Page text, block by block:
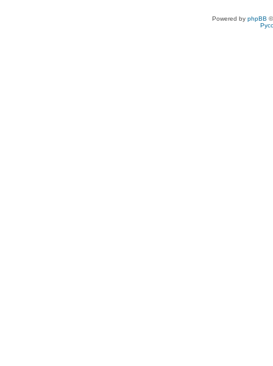
Powered by phpBB